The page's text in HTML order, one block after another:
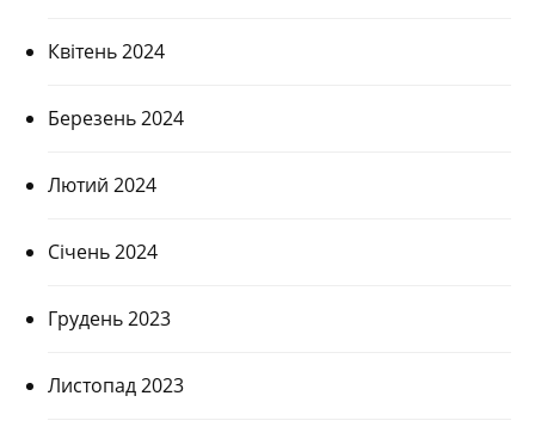
Квітень 2024
Березень 2024
Лютий 2024
Січень 2024
Грудень 2023
Листопад 2023